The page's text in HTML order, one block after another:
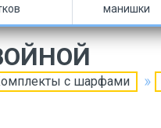
манишки
с шарфами